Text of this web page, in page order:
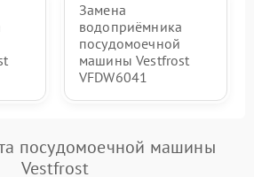
Замена
водоприёмника
посудомоечной
машины Vestfrost
VFDW6041
посудомоечной машины
Vestfrost